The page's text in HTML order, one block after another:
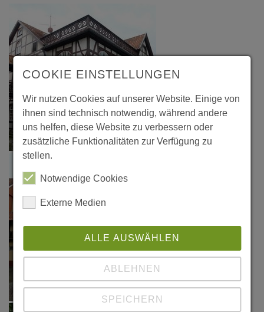
COOKIE EINSTELLUNGEN
Wir nutzen Cookies auf unserer Website. Einige von
ihnen sind technisch notwendig, während andere
uns helfen, diese Website zu verbessern oder
zusätzliche Funktionalitäten zur Verfügung zu
stellen.
Notwendige Cookies
Externe Medien
ALLE AUSWÄHLEN
ABLEHNEN
SPEICHERN